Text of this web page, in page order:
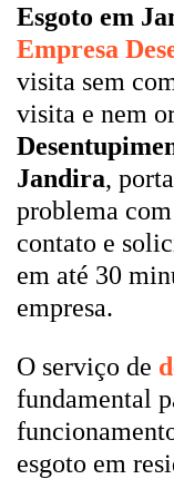
Esgoto em
Empresa
visita sem
visita e nem
Jandira,
problema
contato e
em até 30
empresa.
O serviço de
fundamental
esgoto em